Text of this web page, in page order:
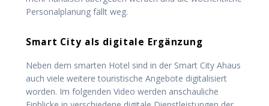
Personalplanung fällt weg.
Smart City als digitale Ergänzung
Neben dem smarten Hotel sind in der Smart City Ahaus
auch viele weitere touristische Angebote digitalisiert
worden. Im folgenden Video werden anschauliche